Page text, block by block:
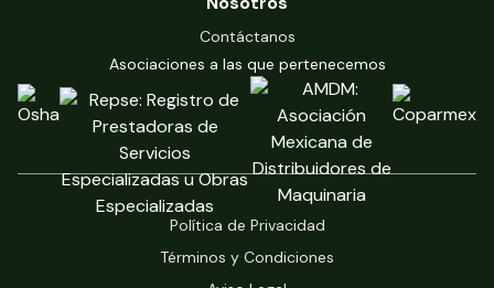
Contáctanos
Asociaciones a las que pertenecemos
Política de Privacidad
Términos y Condiciones